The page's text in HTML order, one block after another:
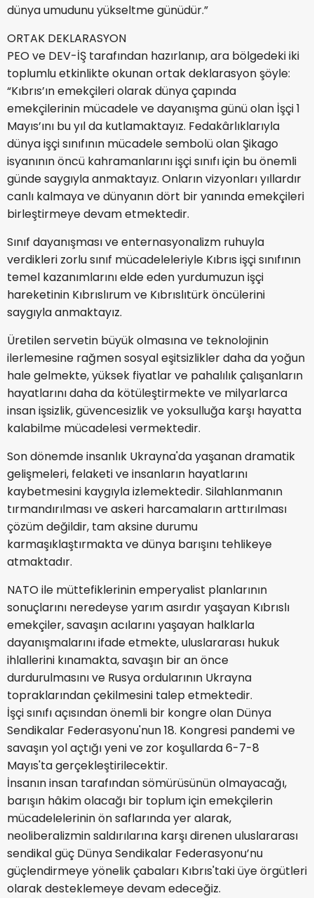
dünya umudunu yükseltme günüdür.”
ORTAK DEKLARASYON
PEO ve DEV-İŞ tarafından hazırlanıp, ara bölgedeki iki
toplumlu etkinlikte okunan ortak deklarasyon şöyle:
“Kıbrıs’ın emekçileri olarak dünya çapında
emekçilerinin mücadele ve dayanışma günü olan İşçi 1
Mayıs’ını bu yıl da kutlamaktayız. Fedakârlıklarıyla
dünya işçi sınıfının mücadele sembolü olan Şikago
isyanının öncü kahramanlarını işçi sınıfı için bu önemli
günde saygıyla anmaktayız. Onların vizyonları yıllardır
canlı kalmaya ve dünyanın dört bir yanında emekçileri
birleştirmeye devam etmektedir.
Sınıf dayanışması ve enternasyonalizm ruhuyla
verdikleri zorlu sınıf mücadeleleriyle Kıbrıs işçi sınıfının
temel kazanımlarını elde eden yurdumuzun işçi
hareketinin Kıbrıslırum ve Kıbrıslıtürk öncülerini
saygıyla anmaktayız.
Üretilen servetin büyük olmasına ve teknolojinin
ilerlemesine rağmen sosyal eşitsizlikler daha da yoğun
hale gelmekte, yüksek fiyatlar ve pahalılık çalışanların
hayatlarını daha da kötüleştirmekte ve milyarlarca
insan işsizlik, güvencesizlik ve yoksulluğa karşı hayatta
kalabilme mücadelesi vermektedir.
Son dönemde insanlık Ukrayna'da yaşanan dramatik
gelişmeleri, felaketi ve insanların hayatlarını
kaybetmesini kaygıyla izlemektedir. Silahlanmanın
tırmandırılması ve askeri harcamaların arttırılması
çözüm değildir, tam aksine durumu
karmaşıklaştırmakta ve dünya barışını tehlikeye
atmaktadır.
NATO ile müttefiklerinin emperyalist planlarının
sonuçlarını neredeyse yarım asırdır yaşayan Kıbrıslı
emekçiler, savaşın acılarını yaşayan halklarla
dayanışmalarını ifade etmekte, uluslararası hukuk
ihlallerini kınamakta, savaşın bir an önce
durdurulmasını ve Rusya ordularının Ukrayna
topraklarından çekilmesini talep etmektedir.
İşçi sınıfı açısından önemli bir kongre olan Dünya
Sendikalar Federasyonu'nun 18. Kongresi pandemi ve
savaşın yol açtığı yeni ve zor koşullarda 6-7-8
Mayıs'ta gerçekleştirilecektir.
İnsanın insan tarafından sömürüsünün olmayacağı,
barışın hâkim olacağı bir toplum için emekçilerin
mücadelelerinin ön saflarında yer alarak,
neoliberalizmin saldırılarına karşı direnen uluslararası
sendikal güç Dünya Sendikalar Federasyonu’nu
güçlendirmeye yönelik çabaları Kıbrıs'taki üye örgütleri
olarak desteklemeye devam edeceğiz.